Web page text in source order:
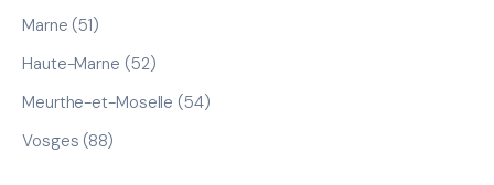
Marne (51)
Haute-Marne (52)
Meurthe-et-Moselle (54)
Vosges (88)